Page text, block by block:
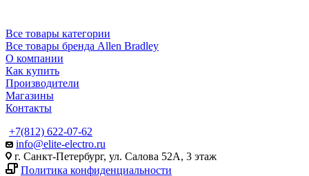
Все товары категории
Все товары бренда Allen Bradley
О компании
Как купить
Производители
Магазины
Контакты
+7(812) 622-07-62
info@elite-electro.ru
г. Санкт-Петербург, ул. Салова 52А, 3 этаж
Политика конфиденциальности